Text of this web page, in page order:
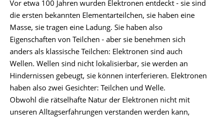
Vor etwa 100 Jahren wurden Elektronen entdeckt - sie sind
die ersten bekannten Elementarteilchen, sie haben eine
Masse, sie tragen eine Ladung. Sie haben also
Eigenschaften von Teilchen - aber sie benehmen sich
anders als klassische Teilchen: Elektronen sind auch
Wellen. Wellen sind nicht lokalisierbar, sie werden an
Hindernissen gebeugt, sie können interferieren. Elektronen
haben also zwei Gesichter: Teilchen und Welle.
Obwohl die rätselhafte Natur der Elektronen nicht mit
unseren Alltagserfahrungen verstanden werden kann,